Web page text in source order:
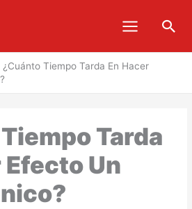
¿Cuánto Tiempo Tarda En Hacer
Tarda
Efecto Un